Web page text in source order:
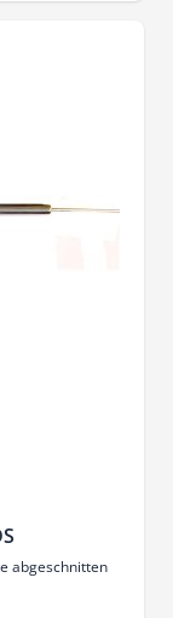
abgeschnitten